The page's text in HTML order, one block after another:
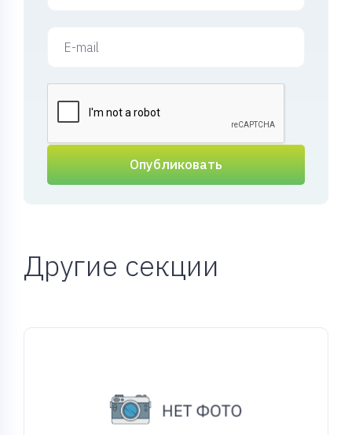
Опубликовать
Другие секции